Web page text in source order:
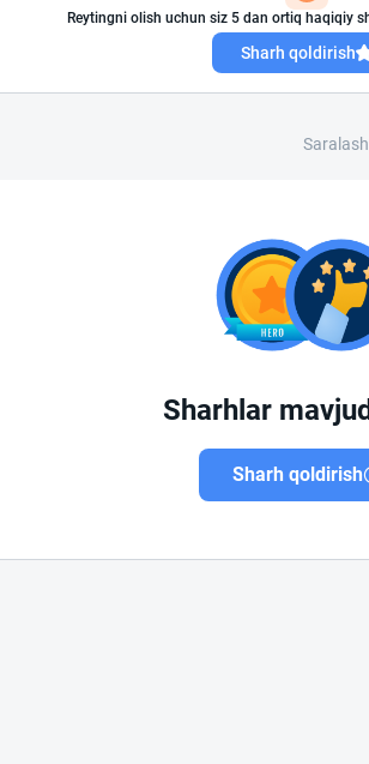
Reytingni olish uchun siz 5 dan ortiq haqiqiy
Sharh qoldirish
Saralash
Sharhlar
Sharh qoldirish